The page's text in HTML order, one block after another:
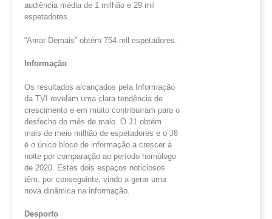
audiência média de 1 milhão e 29 mil
espetadores.
“Amar Demais” obtém 754 mil espetadores.
Informação
Os resultados alcançados pela Informação
da TVI revelam uma clara tendência de
crescimento e em muito contribuíram para o
desfecho do mês de maio. O J1 obtém
mais de meio milhão de espetadores e o J8
é o único bloco de informação a crescer à
noite por comparação ao período homólogo
de 2020. Estes dois espaços noticiosos
têm, por conseguinte, vindo a gerar uma
nova dinâmica na informação.
Desporto